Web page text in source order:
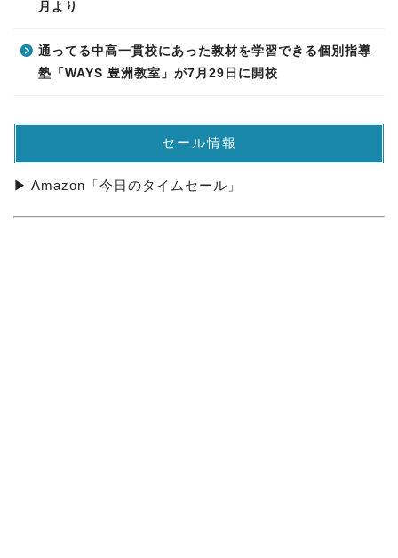
月より
通ってる中高一貫校にあった教材を学習できる個別指導
塾「WAYS 豊洲教室」が7月29日に開校
セール情報
▶ Amazon「今日のタイムセール」